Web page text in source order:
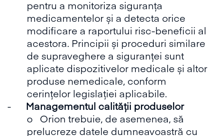
pentru a monitoriza siguranța
medicamentelor și a detecta orice
modificare a raportului risc-beneficii al
acestora. Principii și proceduri similare
de supraveghere a siguranței sunt
aplicate dispozitivelor medicale și altor
produse nemedicale, conform
cerințelor legislației aplicabile.
- Managementul calității produselor
o Orion trebuie, de asemenea, să
prelucreze datele dumneavoastră cu